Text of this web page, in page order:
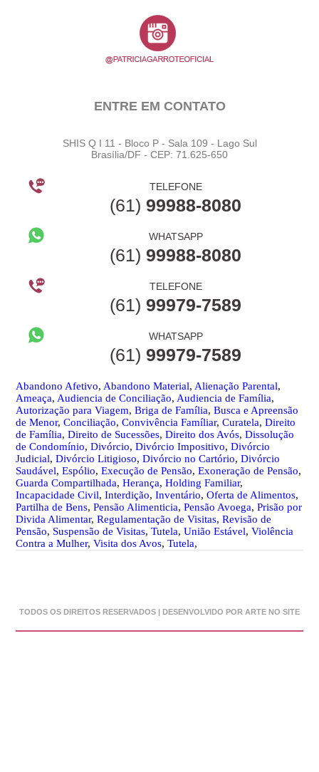
ENTRE EM CONTATO
SHIS Q I 11 - Bloco P - Sala 109 - Lago Sul
Brasília/DF - CEP: 71.625-650
TELEFONE
(61) 99988-8080
WHATSAPP
(61) 99988-8080
TELEFONE
(61) 99979-7589
WHATSAPP
(61) 99979-7589
Abandono Afetivo, Abandono Material, Alienação Parental,
Ameaça, Audiencia de Conciliação, Audiencia de Família,
Autorização para Viagem,Briga de Família,Busca e Apreensão
de Menor,Conciliação,Convivência Famíliar,Curatela,Direito
de Família,Direito de Sucessões,Direito dos Avós,Dissolução
de Condomínio,Divórcio,Divórcio Impositivo,Divórcio
Judicial,Divórcio Litigioso,Divórcio no Cartório,Divórcio
Saudável,Espólio,Execução de Pensão,Exoneração de Pensão,
Guarda Compartilhada,Herança,Holding Familiar,
Incapacidade Civil,Interdição,Inventário,Oferta de Alimentos,
Partilha de Bens,Pensão Alimenticia,Pensão Avoega,Prisão por
Divida Alimentar,Regulamentação de Visitas,Revisão de
Pensão, Suspensão de Visitas,Tutela,União Estável,Violência
Contra a Mulher,Visita dos Avos,Tutela,
TODOS OS DIREITOS RESERVADOS | DESENVOLVIDO POR ARTE NO SITE